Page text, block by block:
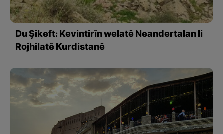
Du Şikeft: Kevintirîn welatê Neandertalan li
Rojhilatê Kurdistanê